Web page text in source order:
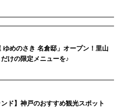
ゆめのさき 名倉邸」オープン！里山
けの限定メニューを♪
ンド】神戸のおすすめ観光スポット